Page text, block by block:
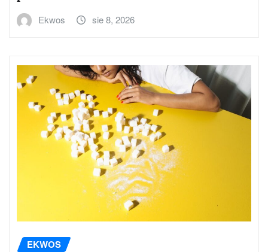
Ekwos sie 8, 2026
EKWOS